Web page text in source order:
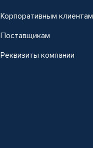
Корпоративным клиентам
Поставщикам
Реквизиты компании